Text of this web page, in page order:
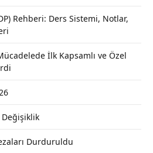
Rehberi: Ders Sistemi, Notlar,
İlk Kapsamlı ve Özel
Durduruldu